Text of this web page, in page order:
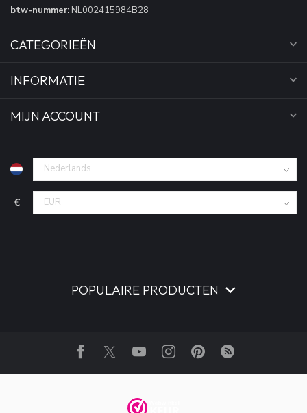
btw-nummer: NL002415984B28
CATEGORIEËN
INFORMATIE
MIJN ACCOUNT
€
POPULAIRE PRODUCTEN